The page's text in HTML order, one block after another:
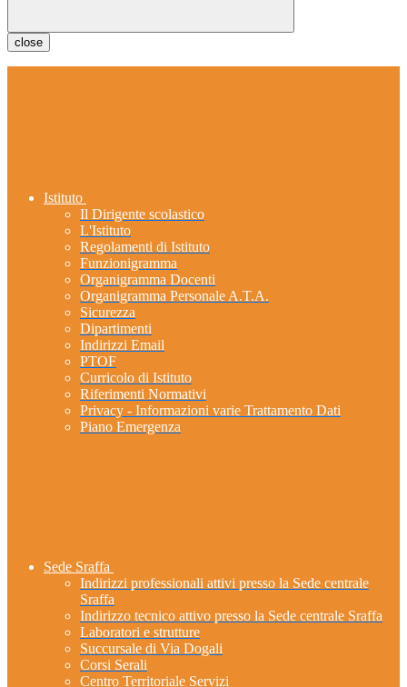
close
Istituto
Il Dirigente scolastico
L'Istituto
Regolamenti di Istituto
Funzionigramma
Organigramma Docenti
Organigramma Personale A.T.A.
Sicurezza
Dipartimenti
Indirizzi Email
PTOF
Curricolo di Istituto
Riferimenti Normativi
Privacy - Informazioni varie Trattamento Dati
Piano Emergenza
Sede Sraffa
Indirizzi professionali attivi presso la Sede centrale
Sraffa
Indirizzo tecnico attivo presso la Sede centrale Sraffa
Laboratori e strutture
Succursale di Via Dogali
Corsi Serali
Centro Territoriale Servizi